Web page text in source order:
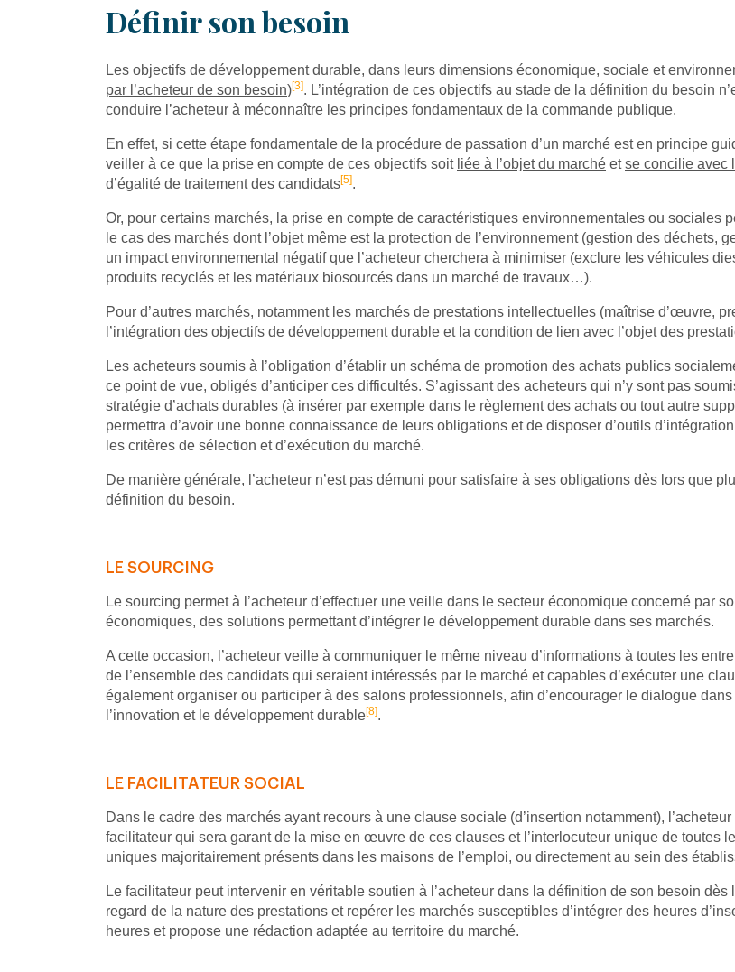
Définir son besoin
Les objectifs de développement durable, dans leurs dimensions économique, sociale et
par l’acheteur de son besoin)[3]. L’intégration de ces objectifs au stade de la définition du besoin
conduire l’acheteur à méconnaître les principes fondamentaux de la commande publique.
En effet, si cette étape fondamentale de la procédure de passation d’un marché est en principe
veiller à ce que la prise en compte de ces objectifs soit liée à l’objet du marché etse concilie avec
d’égalité de traitement des candidats[5].
Or, pour certains marchés, la prise en compte de caractéristiques environnementales ou sociales
le cas des marchés dont l’objet même est la protection de l’environnement (gestion des déchets,
un impact environnemental négatif que l’acheteur cherchera à minimiser (exclure les véhicules
produits recyclés et les matériaux biosourcés dans un marché de travaux…).
Pour d’autres marchés, notamment les marchés de prestations intellectuelles (maîtrise d’œuvre,
l’intégration des objectifs de développement durable et la condition de lien avec l’objet des
Les acheteurs soumis à l’obligation d’établir un schéma de promotion des achats publics
ce point de vue, obligés d’anticiper ces difficultés. S’agissant des acheteurs qui n’y sont pas
stratégie d’achats durables (à insérer par exemple dans le règlement des achats ou tout autre
permettra d’avoir une bonne connaissance de leurs obligations et de disposer d’outils
les critères de sélection et d’exécution du marché.
De manière générale, l’acheteur n’est pas démuni pour satisfaire à ses obligations dès lors que
définition du besoin.
LE SOURCING
Le sourcing permet à l’acheteur d’effectuer une veille dans le secteur économique concerné par
économiques, des solutions permettant d’intégrer le développement durable dans ses marchés.
A cette occasion, l’acheteur veille à communiquer le même niveau d’informations à toutes les
de l’ensemble des candidats qui seraient intéressés par le marché et capables d’exécuter une
également organiser ou participer à des salons professionnels, afin d’encourager le dialogue
l’innovation et le développement durable[8].
LE FACILITATEUR SOCIAL
Dans le cadre des marchés ayant recours à une clause sociale (d’insertion notamment),
facilitateur qui sera garant de la mise en œuvre de ces clauses et l’interlocuteur unique de toutes
uniques majoritairement présents dans les maisons de l’emploi, ou directement au sein des
Le facilitateur peut intervenir en véritable soutien à l’acheteur dans la définition de son besoin dès
regard de la nature des prestations et repérer les marchés susceptibles d’intégrer des heures
heures et propose une rédaction adaptée au territoire du marché.